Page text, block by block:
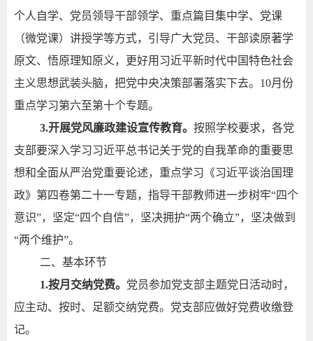
个人自学、党员领导干部领学、重点篇目集中学、党课
（微党课）讲授学等方式，引导广大党员、干部读原著学
原文、悟原理知原义，更好用习近平新时代中国特色社会
主义思想武装头脑，把党中央决策部署落实下去。 10月份
重点学习第六至第十个专题。
3.开展党风廉政建设宣传教育。 按照学校要求，各党
支部要深入学习习近平总书记关于党的自我革命的重要思
想和全面从严治党重要论述，重点学习《习近平谈治国理
政》第四卷第二十一专题，指导干部教师进一步树牢“四个
意识”，坚定“四个自信”，坚决拥护“两个确立”，坚决做到
“两个维护”。
二、基本环节
1.按月交纳党费。 党员参加党支部主题党日活动时，
应主动、按时、足额交纳党费。党支部应做好党费收缴登
记。